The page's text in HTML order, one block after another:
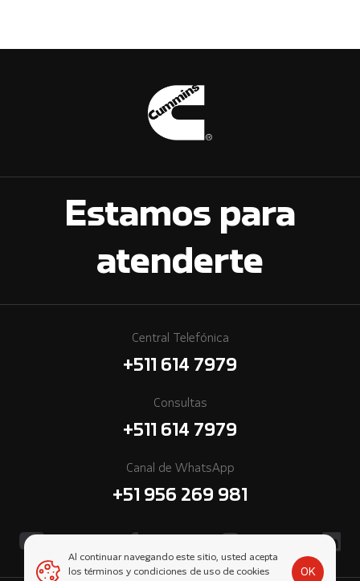
Estamos para
atenderte
Central Telefónica
+511 614 7979
Consultas
+511 614 7979
Canal de WhatsApp
+51 956 269 981
Al continuar navegando este sitio, usted acepta
los términos y condiciones de uso de cookies
OK